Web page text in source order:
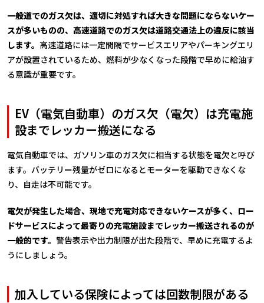
一般道でのガス欠は、適切に対処すれば大きな問題にならないケー
スが多いものの、高速道路でのガス欠は道路交通法上の違反に該当
します。 高速道路には一定間隔でサービスエリアやパーキングエリ
アが設置されているため、燃料が少なくなった段階で早めに給油す
る意識が重要です。
EV（電気自動車）のガス欠（電欠）は充電施
設までレッカー搬送になる
電気自動車では、ガソリン車のガス欠に相当する状態を電欠と呼び
ます。バッテリー残量がゼロになるとモーターを駆動できなくな
り、自走は不可能です。
電欠が発生した場合、現地で充電対応できないケースが多く、ロー
ドサービスによって最寄りの充電施設までレッカー搬送されるのが
一般的です。 警告表示や出力制限が出た段階で、早めに充電するよ
うにしましょう。
加入している保険によっては回数制限がある